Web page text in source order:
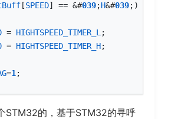
[SPEED] == &#039;H&#039;)
= HIGHTSPEED_TIMER_L;
= HIGHTSPEED_TIMER_H;
=1;
STM32的，基于STM32的寻呼